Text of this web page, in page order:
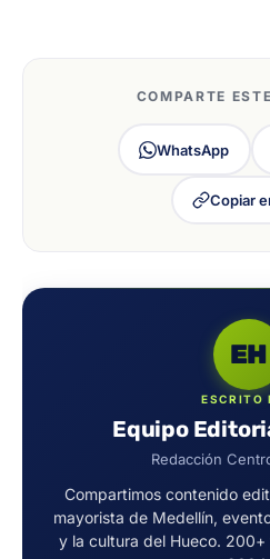
COMPARTE
WhatsApp
Copiar
EH
ESCRITO
Equipo
Redacción
Compartimos contenido
mayorista de Medellín,
y la cultura del Hueco.